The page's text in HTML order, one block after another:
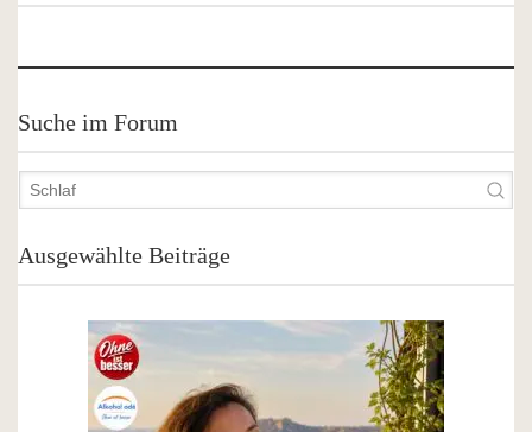
Suche im Forum
Ausgewählte Beiträge